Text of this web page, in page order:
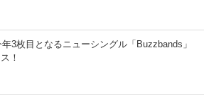
3枚目となるニューシングル「Buzzbands」
！